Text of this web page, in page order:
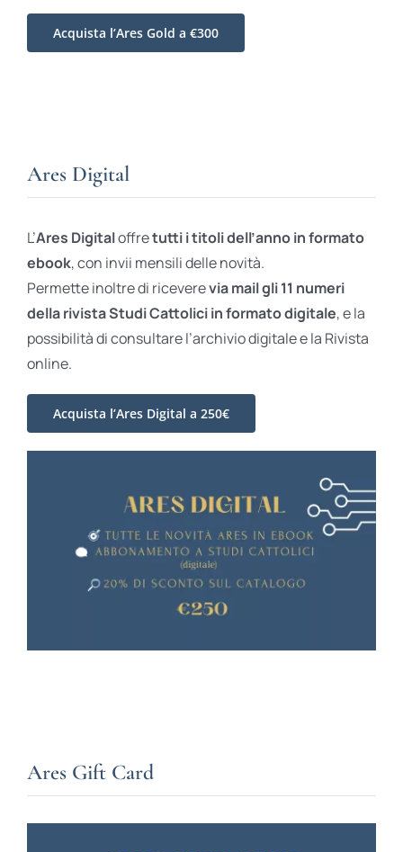
Acquista l’Ares Gold a €300
Ares Digital
L’Ares Digitaloffretutti i titoli dell’anno in formato
ebook, con invii mensili delle novità.
Permette inoltre di riceverevia mail gli 11 numeri
della rivista Studi Cattolici in formato digitale, e la
possibilità di consultare l’archivio digitale e la Rivista
online.
Acquista l’Ares Digital a 250€
Ares Gift Card